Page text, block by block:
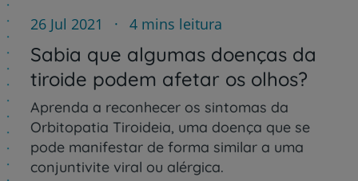
26 Jul 2021 4 mins leitura
Sabia que algumas doenças da
tiroide podem afetar os olhos?
Aprenda a reconhecer os sintomas da
Orbitopatia Tiroideia, uma doença que se
pode manifestar de forma similar a uma
conjuntivite viral ou alérgica.